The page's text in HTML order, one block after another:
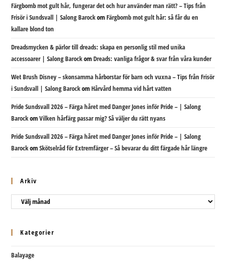
Färgbomb mot gult hår, fungerar det och hur använder man rätt? – Tips från
Frisör i Sundsvall | Salong BarockomFärgbomb mot gult hår: så får du en
kallare blond ton
Dreadsmycken & pärlor till dreads: skapa en personlig stil med unika
accessoarer | Salong BarockomDreads: vanliga frågor & svar från våra kunder
Wet Brush Disney – skonsamma hårborstar för barn och vuxna – Tips från Frisör
i Sundsvall | Salong BarockomHårvård hemma vid hårt vatten
Pride Sundsvall 2026 – Färga håret med Danger Jones inför Pride – | Salong
BarockomVilken hårfärg passar mig? Så väljer du rätt nyans
Pride Sundsvall 2026 – Färga håret med Danger Jones inför Pride – | Salong
BarockomSkötselråd för Extremfärger – Så bevarar du ditt färgade hår längre
Arkiv
Arkiv
Kategorier
Balayage